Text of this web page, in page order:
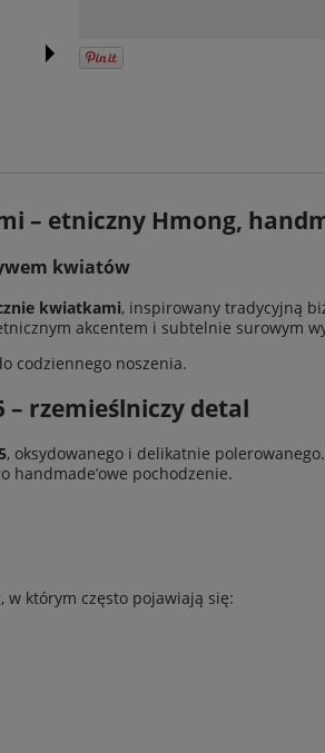
– etniczny Hmong,
kwiatów
kwiatkami, inspirowany tradycyjną
akcentem i subtelnie surowym
codziennego noszenia.
rzemieślniczy detal
, oksydowanego i delikatnie
handmade’owe pochodzenie.
w którym często pojawiają się: